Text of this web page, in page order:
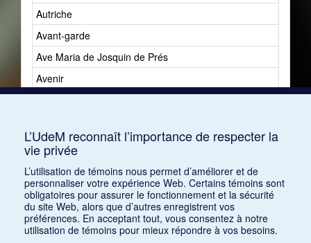
Autriche
Avant-garde
Ave Maria de Josquin de Prés
Avenir
L’UdeM reconnaît l’importance de respecter la
vie privée
L’utilisation de témoins nous permet d’améliorer et de
personnaliser votre expérience Web. Certains témoins sont
obligatoires pour assurer le fonctionnement et la sécurité
du site Web, alors que d’autres enregistrent vos
préférences. En acceptant tout, vous consentez à notre
utilisation de témoins pour mieux répondre à vos besoins.